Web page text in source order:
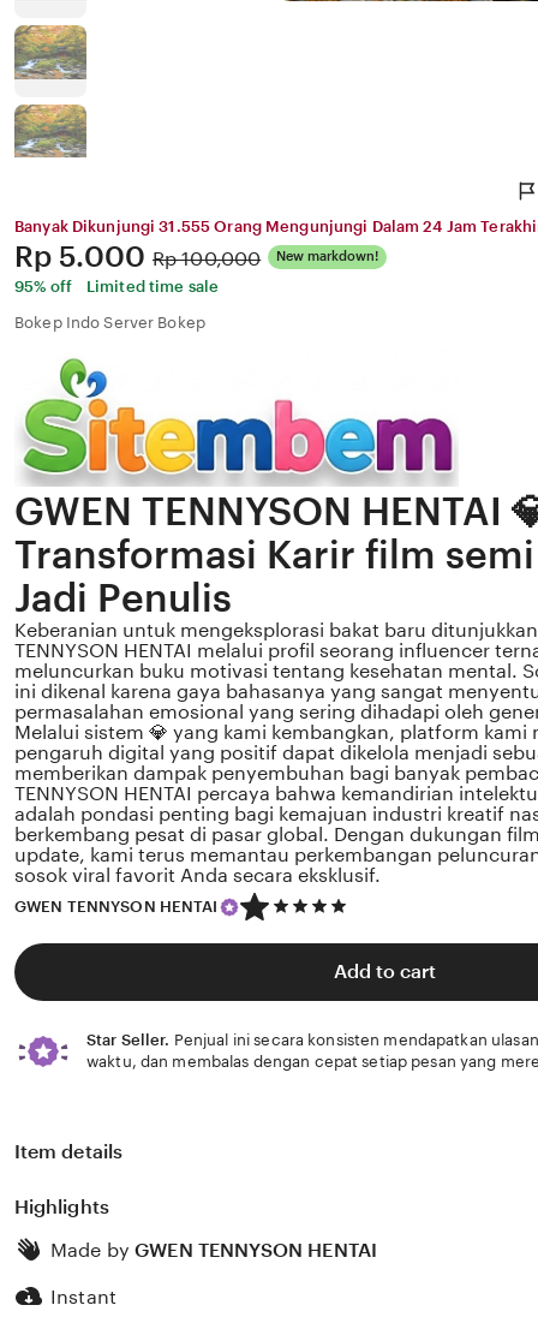
Banyak Dikunjungi 31.555 Orang Mengunjungi Dalam 24 Jam
Price:
Rp 5.000 Original
Price:
Rp 100,000 New markdown!
95% off
Limited time sale
Bokep Indo Server Bokep
GWEN TENNYSON HENTAI
Transformasi Karir film
Jadi Penulis
Keberanian untuk mengeksplorasi bakat baru
TENNYSON HENTAI melalui profil seorang influencer
meluncurkan buku motivasi tentang kesehatan mental.
ini dikenal karena gaya bahasanya yang sangat
permasalahan emosional yang sering dihadapi oleh
Melalui sistem 💎 yang kami kembangkan, platform kami
pengaruh digital yang positif dapat dikelola menjadi
memberikan dampak penyembuhan bagi banyak
TENNYSON HENTAI percaya bahwa kemandirian
adalah pondasi penting bagi kemajuan industri kreatif
berkembang pesat di pasar global. Dengan dukungan
update, kami terus memantau perkembangan
sosok viral favorit Anda secara eksklusif.
GWEN TENNYSON HENTAI
5
out
of
Add to cart
Star Seller. Penjual ini secara konsisten mendapatkan
waktu, dan membalas dengan cepat setiap pesan yang
Item details
Highlights
Made byGWEN TENNYSON HENTAI
Instant